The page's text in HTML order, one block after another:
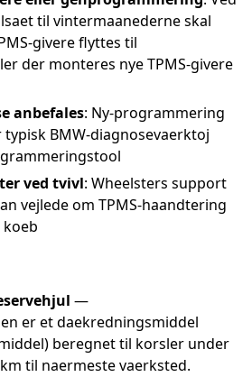
til vintermaanederne skal
givere flyttes til
der monteres nye TPMS-givere
anbefales: Ny-programmering
typisk BMW-diagnosevaerktoj
ved tvivl: Wheelsters support
vejlede om TPMS-haandtering
—
er et daekredningsmiddel
beregnet til korsler under
til naermeste vaerksted.